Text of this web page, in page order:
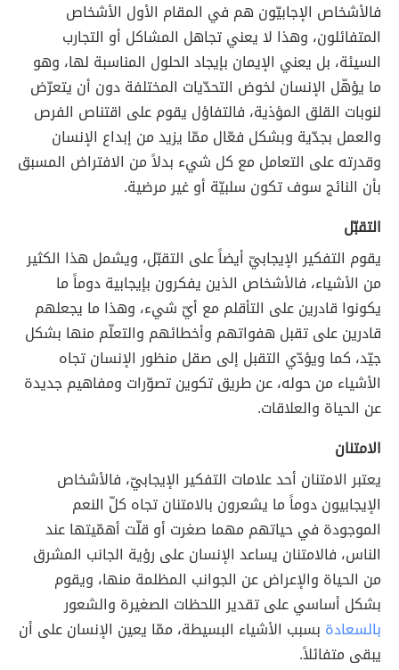
فالأشخاص الإجابيّون هم في المقام الأول الأشخاص
المتفائلون، وهذا لا يعني تجاهل المشاكل أو التجارب
السيئة، بل يعني الإيمان بإيجاد الحلول المناسبة لها، وهو
ما يؤهّل الإنسان لخوض التحدّيات المختلفة دون أن يتعرّض
لنوبات القلق المؤذية، فالتفاؤل يقوم على اقتناص الفرص
والعمل بجدّية وبشكل فعّال ممّا يزيد من إبداع الإنسان
وقدرته على التعامل مع كل شيء بدلاً من الافتراض المسبق
بأن النائج سوف تكون سلبيّة أو غير مرضية.
التقبّل
يقوم التفكير الإيجابيّ أيضاً على التقبّل، ويشمل هذا الكثير
من الأشياء، فالأشخاص الذين يفكرون بإيجابية دوماً ما
يكونوا قادرين على التأقلم مع أيّ شيء، وهذا ما يجعلهم
قادرين على تقبل هفواتهم وأخطائهم والتعلّم منها بشكل
جيّد، كما ويؤدّي التقبل إلى صقل منظور الإنسان تجاه
الأشياء من حوله، عن طريق تكوين تصوّرات ومفاهيم جديدة
عن الحياة والعلاقات.
الامتنان
يعتبر الامتنان أحد علامات التفكير الإيجابيّ، فالأشخاص
الإيجابيون دوماً ما يشعرون بالامتنان تجاه كلّ النعم
الموجودة في حياتهم مهما صغرت أو قلّت أهمّيتها عند
الناس، فالامتنان يساعد الإنسان على رؤية الجانب المشرق
من الحياة والإعراض عن الجوانب المظلمة منها، ويقوم
بشكل أساسي على تقدير اللحظات الصغيرة والشعور
بالسعادة بسبب الأشياء البسيطة، ممّا يعين الإنسان على أن
يبقى متفائلاً.